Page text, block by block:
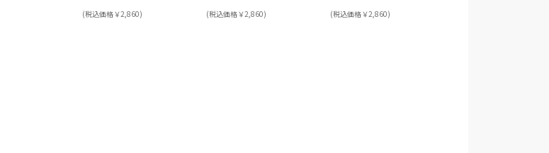
(税込価格￥2,860) (税込価格￥2,860) (税込価格￥2,860)